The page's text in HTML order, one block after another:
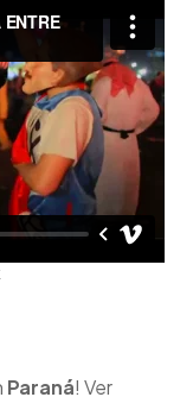
Paraná! Ver